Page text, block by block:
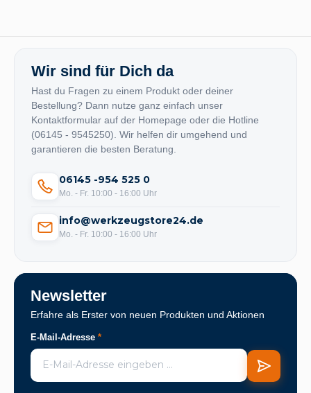
Wir sind für Dich da
Hast du Fragen zu einem Produkt oder deiner
Bestellung? Dann nutze ganz einfach unser
Kontaktformular auf der Homepage oder die Hotline
(06145 - 9545250). Wir helfen dir umgehend und
garantieren die besten Beratung.
06145 -954 525 0
Mo. - Fr. 10:00 - 16:00 Uhr
info@werkzeugstore24.de
Mo. - Fr. 10:00 - 16:00 Uhr
Newsletter
Erfahre als Erster von neuen Produkten und Aktionen
E-Mail-Adresse *